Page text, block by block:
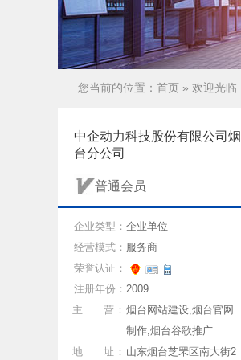
您当前的位置： 首页 » 欢迎光临
中企动力科技股份有限公司烟
台分公司
普通会员
企业类型： 企业单位
经营模式： 服务商
荣誉认证：
注册年份： 2009
主 营： 烟台网站建设,烟台官网
制作,烟台谷歌推广
地 址： 山东烟台芝罘区南大街2